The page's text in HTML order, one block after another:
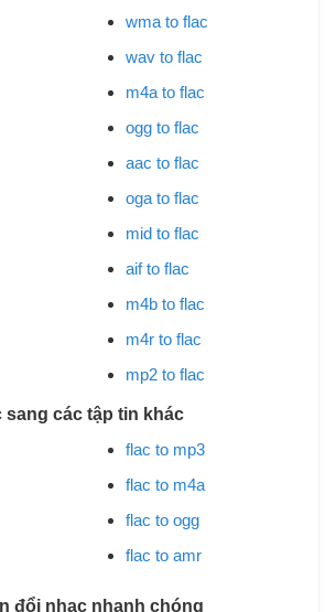
wma to flac
wav to flac
m4a to flac
ogg to flac
aac to flac
oga to flac
mid to flac
aif to flac
m4b to flac
m4r to flac
mp2 to flac
sang các tập tin khác
flac to mp3
flac to m4a
flac to ogg
flac to amr
đổi nhạc nhanh chóng